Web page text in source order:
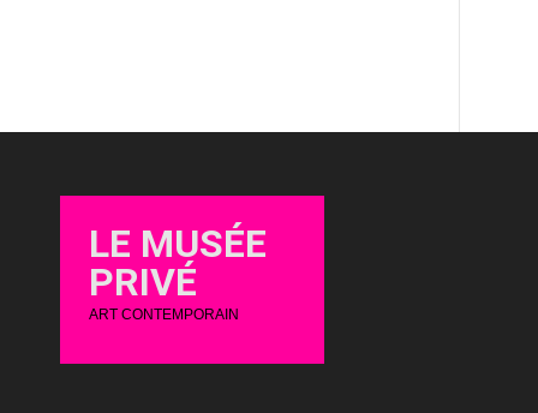
LE MUSÉE
PRIVÉ
ART CONTEMPORAIN